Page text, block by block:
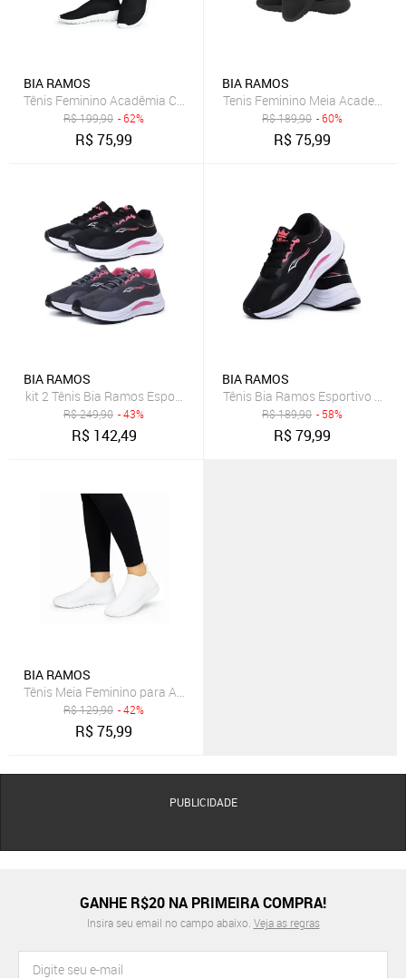
BIA RAMOS
Tênis Feminino Acadêmia Caminhada Esportivo Dia Dia Preto
R$199,90 - 62%
R$75,99
BIA RAMOS
Tenis Feminino Meia Academia
R$189,90 - 60%
R$75,99
BIA RAMOS
kit 2 Tênis Bia Ramos Esportivo Caminhada Academia Feminino
R$249,90 - 43%
R$ 142,49
BIA RAMOS
Tênis Bia Ramos Esportivo
R$189,90 - 58%
R$79,99
BIA RAMOS
Tênis Meia Feminino para Academia Caminhada Confortavel Branco
R$129,90 - 42%
R$75,99
PUBLICIDADE
GANHE R$20 NA PRIMEIRA COMPRA!
Insira seu email no campo abaixo. Veja as regras